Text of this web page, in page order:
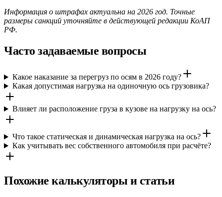
Информация о штрафах актуальна на 2026 год. Точные
размеры санкций уточняйте в действующей редакции КоАП
РФ.
Часто задаваемые вопросы
Какое наказание за перегруз по осям в 2026 году?
Какая допустимая нагрузка на одиночную ось грузовика?
Влияет ли расположение груза в кузове на нагрузку на ось?
Что такое статическая и динамическая нагрузка на ось?
Как учитывать вес собственного автомобиля при расчёте?
Похожие калькуляторы и статьи